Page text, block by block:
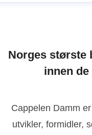
Norges største
innen
Cappelen Damm
utvikler, formidler,